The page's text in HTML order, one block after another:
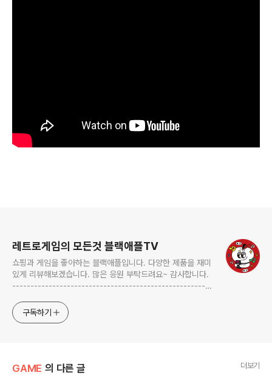
레트로게임의 모든것 블랙애플TV
쇼핑과 게임을 좋아하는 블랙애플입니다. 다양한 제품을 재미
있게 리뷰해보겠습니다. 많은 응원 부탁드려요~ 감사합니다.
-------------------------------------------------------
---------- blackapple.btv@gmail.com ---------------
----------------------------
구독하기
GAME 의 다른 글 더보기